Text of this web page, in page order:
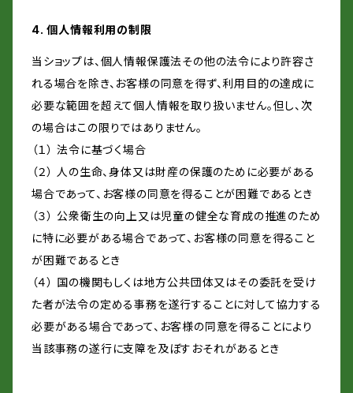
4. 個人情報利用の制限
当ショップは、個人情報保護法その他の法令により許容さ
れる場合を除き、お客様の同意を得ず、利用目的の達成に
必要な範囲を超えて個人情報を取り扱いません。但し、次
の場合はこの限りではありません。
（１） 法令に基づく場合
（２） 人の生命、身体又は財産の保護のために必要がある
場合であって、お客様の同意を得ることが困難であるとき
（３） 公衆衛生の向上又は児童の健全な育成の推進のため
に特に必要がある場合であって、お客様の同意を得ること
が困難であるとき
（４） 国の機関もしくは地方公共団体又はその委託を受け
た者が法令の定める事務を遂行することに対して協力する
必要がある場合であって、お客様の同意を得ることにより
当該事務の遂行に支障を及ぼすおそれがあるとき